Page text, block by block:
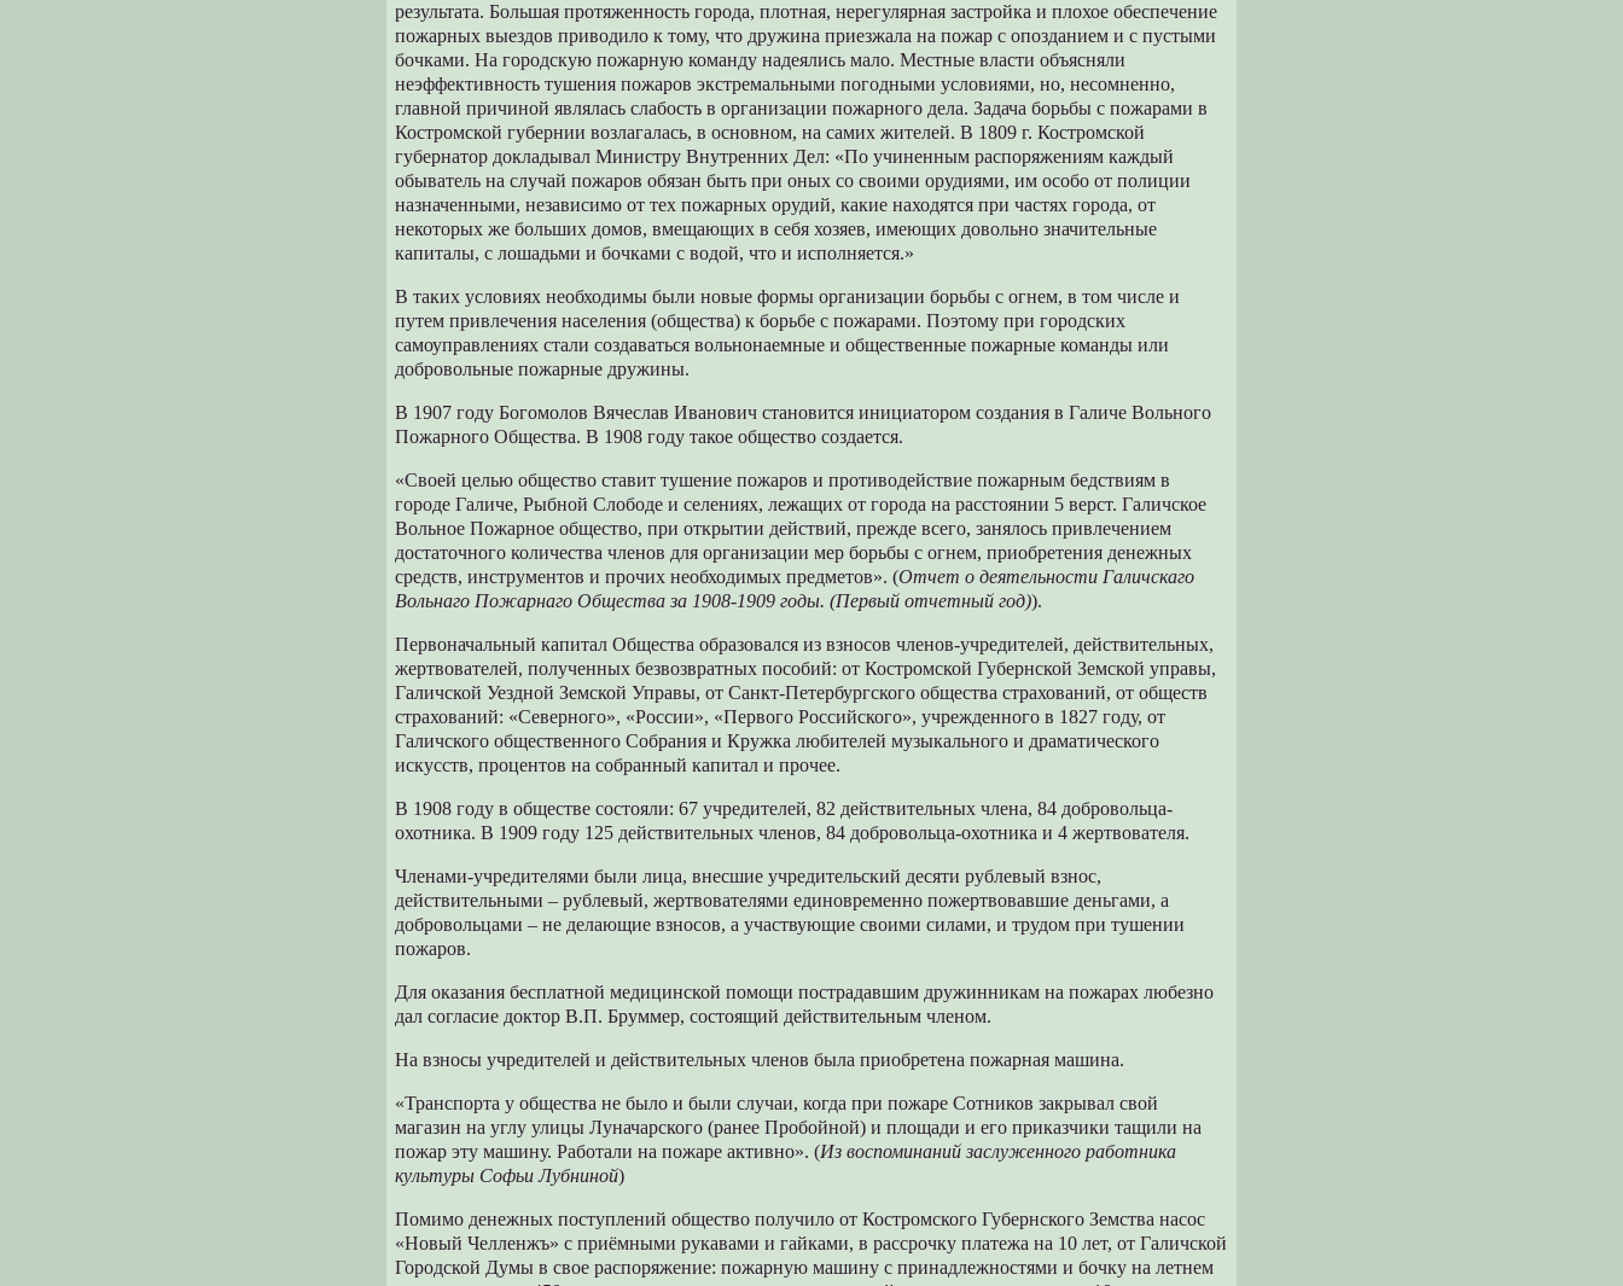
результата. Большая протяженность города, плотная, нерегулярная застройка и плохое обеспечение
пожарных выездов приводило к тому, что дружина приезжала на пожар с опозданием и с пустыми
бочками. На городскую пожарную команду надеялись мало. Местные власти объясняли
неэффективность тушения пожаров экстремальными погодными условиями, но, несомненно,
главной причиной являлась слабость в организации пожарного дела. Задача борьбы с пожарами в
Костромской губернии возлагалась, в основном, на самих жителей. В 1809 г. Костромской
губернатор докладывал Министру Внутренних Дел: «По учиненным распоряжениям каждый
обыватель на случай пожаров обязан быть при оных со своими орудиями, им особо от полиции
назначенными, независимо от тех пожарных орудий, какие находятся при частях города, от
некоторых же больших домов, вмещающих в себя хозяев, имеющих довольно значительные
капиталы, с лошадьми и бочками с водой, что и исполняется.»
В таких условиях необходимы были новые формы организации борьбы с огнем, в том числе и
путем привлечения населения (общества) к борьбе с пожарами. Поэтому при городских
самоуправлениях стали создаваться вольнонаемные и общественные пожарные команды или
добровольные пожарные дружины.
В 1907 году Богомолов Вячеслав Иванович становится инициатором создания в Галиче Вольного
Пожарного Общества. В 1908 году такое общество создается.
«Своей целью общество ставит тушение пожаров и противодействие пожарным бедствиям в
городе Галиче, Рыбной Слободе и селениях, лежащих от города на расстоянии 5 верст. Галичское
Вольное Пожарное общество, при открытии действий, прежде всего, занялось привлечением
достаточного количества членов для организации мер борьбы с огнем, приобретения денежных
средств, инструментов и прочих необходимых предметов». (Отчет о деятельности Галичскаго
Вольнаго Пожарнаго Общества за 1908-1909 годы. (Первый отчетный год)).
Первоначальный капитал Общества образовался из взносов членов-учредителей, действительных,
жертвователей, полученных безвозвратных пособий: от Костромской Губернской Земской управы,
Галичской Уездной Земской Управы, от Санкт-Петербургского общества страхований, от обществ
страхований: «Северного», «России», «Первого Российского», учрежденного в 1827 году, от
Галичского общественного Собрания и Кружка любителей музыкального и драматического
искусств, процентов на собранный капитал и прочее.
В 1908 году в обществе состояли: 67 учредителей, 82 действительных члена, 84 добровольца-
охотника. В 1909 году 125 действительных членов, 84 добровольца-охотника и 4 жертвователя.
Членами-учредителями были лица, внесшие учредительский десяти рублевый взнос,
действительными – рублевый, жертвователями единовременно пожертвовавшие деньгами, а
добровольцами – не делающие взносов, а участвующие своими силами, и трудом при тушении
пожаров.
Для оказания бесплатной медицинской помощи пострадавшим дружинникам на пожарах любезно
дал согласие доктор В.П. Бруммер, состоящий действительным членом.
На взносы учредителей и действительных членов была приобретена пожарная машина.
«Транспорта у общества не было и были случаи, когда при пожаре Сотников закрывал свой
магазин на углу улицы Луначарского (ранее Пробойной) и площади и его приказчики тащили на
пожар эту машину. Работали на пожаре активно». (Из воспоминаний заслуженного работника
культуры Софьи Лубниной)
Помимо денежных поступлений общество получило от Костромского Губернского Земства насос
«Новый Челленжъ» с приёмными рукавами и гайками, в рассрочку платежа на 10 лет, от Галичской
Городской Думы в свое распоряжение: пожарную машину с принадлежностями и бочку на летнем